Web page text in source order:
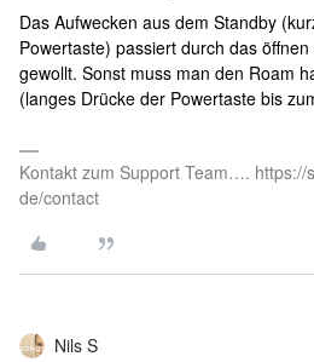
Das Aufwecken aus dem Standby
Powertaste) passiert durch das
gewollt. Sonst muss man den Roam
(langes Drücke der Powertaste bis
Kontakt zum Support Team…. https://
de/contact
Nils S